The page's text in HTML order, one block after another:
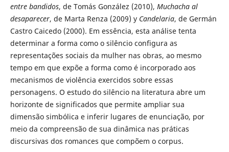
entre bandidos, de Tomás González (2010), Muchacha al
desaparecer, de Marta Renza (2009) y Candelaria, de Germán
Castro Caicedo (2000). Em essência, esta análise tenta
determinar a forma como o silêncio configura as
representações sociais da mulher nas obras, ao mesmo
tempo em que expõe a forma como é incorporado aos
mecanismos de violência exercidos sobre essas
personagens. O estudo do silêncio na literatura abre um
horizonte de significados que permite ampliar sua
dimensão simbólica e inferir lugares de enunciação, por
meio da compreensão de sua dinâmica nas práticas
discursivas dos romances que compõem o corpus.